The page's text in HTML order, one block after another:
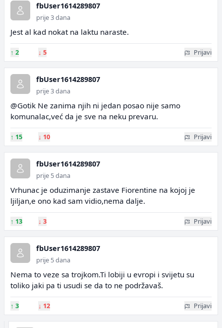
fbUser1614289807
prije 3 dana
Jest al kad nokat na laktu naraste.
↑ 2 ↓ 5 Prijavi
fbUser1614289807
prije 3 dana
@Gotik Ne zanima njih ni jedan posao nije samo
komunalac,već da je sve na neku prevaru.
↑ 15 ↓ 10 Prijavi
fbUser1614289807
prije 5 dana
Vrhunac je oduzimanje zastave Fiorentine na kojoj je
ljiljan,e ono kad sam vidio,nema dalje.
↑ 13 ↓ 3 Prijavi
fbUser1614289807
prije 5 dana
Nema to veze sa trojkom.Ti lobiji u evropi i svijetu su
toliko jaki pa ti usudi se da to ne podržavaš.
↑ 3 ↓ 12 Prijavi